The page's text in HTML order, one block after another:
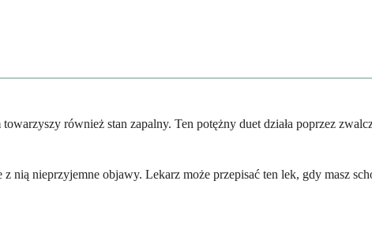
również stan zapalny. Ten potężny duet działa poprzez
nieprzyjemne objawy. Lekarz może przepisać ten lek, gdy masz